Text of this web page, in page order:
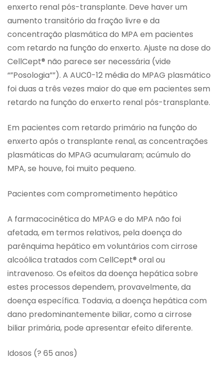
enxerto renal pós-transplante. Deve haver um
aumento transitório da fração livre e da
concentração plasmática do MPA em pacientes
com retardo na função do enxerto. Ajuste na dose do
CellCept® não parece ser necessária (vide
“”Posologia””). A AUC0-12 média do MPAG plasmático
foi duas a três vezes maior do que em pacientes sem
retardo na função do enxerto renal pós-transplante.
Em pacientes com retardo primário na função do
enxerto após o transplante renal, as concentrações
plasmáticas do MPAG acumularam; acúmulo do
MPA, se houve, foi muito pequeno.
Pacientes com comprometimento hepático
A farmacocinética do MPAG e do MPA não foi
afetada, em termos relativos, pela doença do
parênquima hepático em voluntários com cirrose
alcoólica tratados com CellCept® oral ou
intravenoso. Os efeitos da doença hepática sobre
estes processos dependem, provavelmente, da
doença específica. Todavia, a doença hepática com
dano predominantemente biliar, como a cirrose
biliar primária, pode apresentar efeito diferente.
Idosos (? 65 anos)